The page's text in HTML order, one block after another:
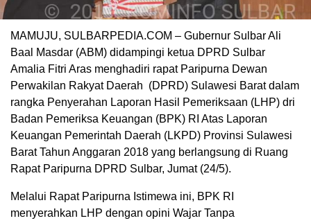
MAMUJU, SULBARPEDIA.COM – Gubernur Sulbar Ali
Baal Masdar (ABM) didampingi ketua DPRD Sulbar
Amalia Fitri Aras menghadiri rapat Paripurna Dewan
Perwakilan Rakyat Daerah (DPRD) Sulawesi Barat dalam
rangka Penyerahan Laporan Hasil Pemeriksaan (LHP) dri
Badan Pemeriksa Keuangan (BPK) RI Atas Laporan
Keuangan Pemerintah Daerah (LKPD) Provinsi Sulawesi
Barat Tahun Anggaran 2018 yang berlangsung di Ruang
Rapat Paripurna DPRD Sulbar, Jumat (24/5).
Melalui Rapat Paripurna Istimewa ini, BPK RI
menyerahkan LHP dengan opini Wajar Tanpa